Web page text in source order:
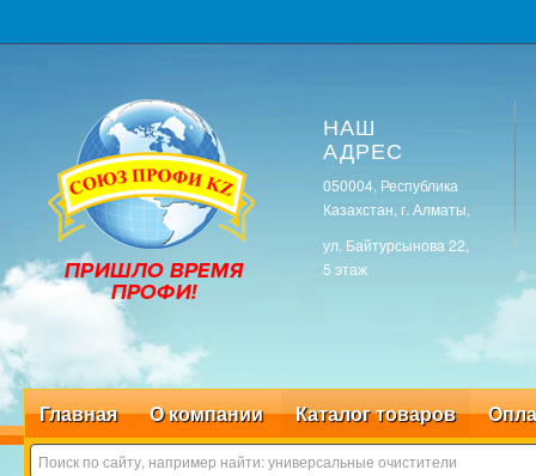
НАШ
АДРЕС
050004, Республика
Казахстан, г. Алматы,
ул. Байтурсынова 22,
5 этаж
Главная О компании Каталог товаров